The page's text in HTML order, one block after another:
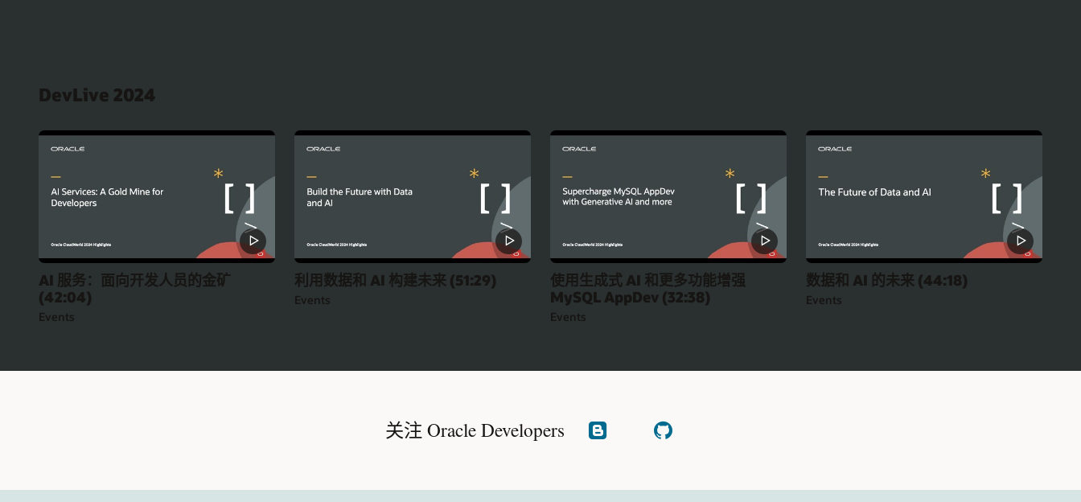
DevLive 2024
AI 服务：面向开发人员的金矿
(42:04)
Events
利用数据和 AI 构建未来 (51:29)
Events
使用生成式 AI 和更多功能增强
MySQL AppDev (32:38)
Events
数据和 AI 的未来 (44:18)
Events
关注 Oracle Developers 阅
的
查